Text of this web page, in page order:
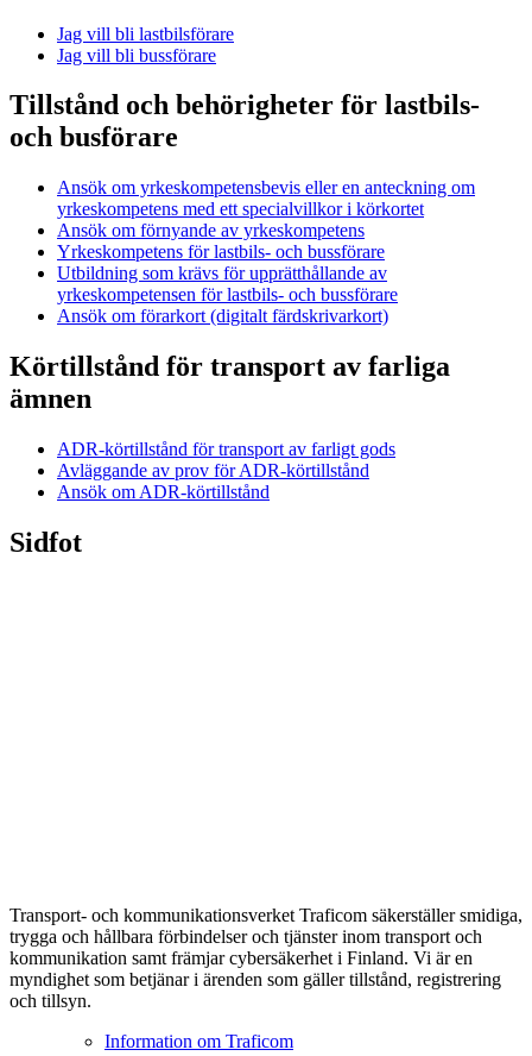
Jag vill bli lastbilsförare
Jag vill bli bussförare
Tillstånd och behörigheter för lastbils-
och busförare
Ansök om yrkeskompetensbevis eller en anteckning om
yrkeskompetens med ett specialvillkor i körkortet
Ansök om förnyande av yrkeskompetens
Yrkeskompetens för lastbils- och bussförare
Utbildning som krävs för upprätthållande av
yrkeskompetensen för lastbils- och bussförare
Ansök om förarkort (digitalt färdskrivarkort)
Körtillstånd för transport av farliga
ämnen
ADR-körtillstånd för transport av farligt gods
Avläggande av prov för ADR-körtillstånd
Ansök om ADR-körtillstånd
Sidfot
Transport- och kommunikationsverket Traficom säkerställer smidiga,
trygga och hållbara förbindelser och tjänster inom transport och
kommunikation samt främjar cybersäkerhet i Finland. Vi är en
myndighet som betjänar i ärenden som gäller tillstånd, registrering
och tillsyn.
Information om Traficom